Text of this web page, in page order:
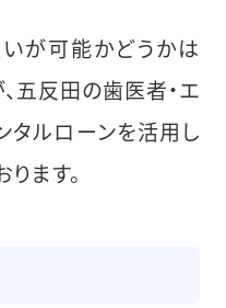
が可能かどうかは
五反田の歯医者・エ
タルローンを活用し
ます。